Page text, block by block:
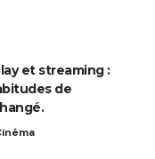
et streaming :
de